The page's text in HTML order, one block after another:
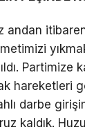
andan
Partimize
hareketleri
darbe
kaldık.